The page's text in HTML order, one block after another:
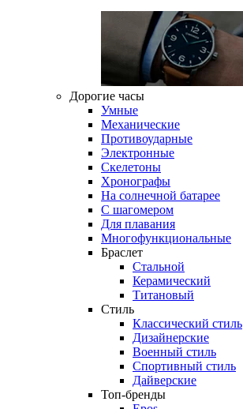
Дорогие часы
Умные
Механические
Противоударные
Электронные
Скелетоны
Хронографы
На солнечной батарее
С шагомером
Для плавания
Многофункциональные
Браслет
Стальной
Керамический
Титановый
Стиль
Классический стиль
Дизайнерские
Военный стиль
Спортивный стиль
Дайверские
Топ-бренды